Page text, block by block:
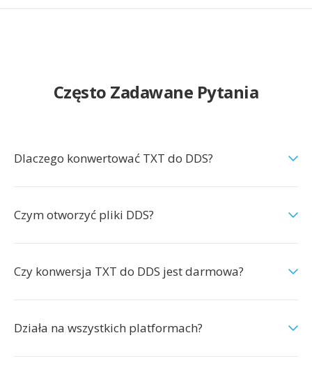
Często Zadawane Pytania
Dlaczego konwertować TXT do DDS?
Czym otworzyć pliki DDS?
Czy konwersja TXT do DDS jest darmowa?
Działa na wszystkich platformach?